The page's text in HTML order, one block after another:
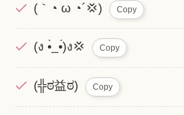
(｀◔ ω ◔´💢) Copy
(ง •̀_•́)ง💢 Copy
(╬ಠ益ಠ) Copy